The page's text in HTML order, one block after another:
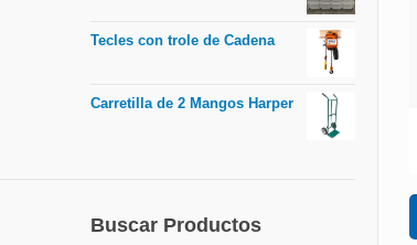
Tecles con trole de Cadena
Carretilla de 2 Mangos Harper
Buscar Productos